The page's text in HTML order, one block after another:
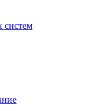
систем